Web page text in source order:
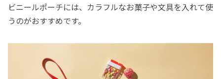
ビニールポーチには、カラフルなお菓子や文具を入れて使
うのがおすすめです。